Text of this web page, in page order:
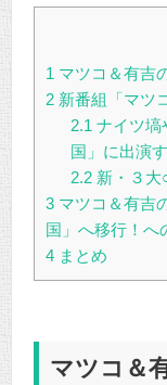
1 マツコ＆有吉
2 新番組「マツ
2.1 ナイツ塙
国」に出演
2.2新・３大
3 マツコ＆有吉
国」へ移行！へ
4 まとめ
マツコ＆